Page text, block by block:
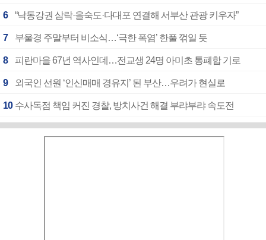
6 “낙동강권 삼락·을숙도·다대포 연결해 서부산 관광 키우자”
7 부울경 주말부터 비소식…‘극한 폭염’ 한풀 꺾일 듯
8 피란마을 67년 역사인데…전교생 24명 아미초 통폐합 기로
9 외국인 선원 ‘인신매매 경유지’ 된 부산…우려가 현실로
10 수사독점 책임 커진 경찰, 방치사건 해결 부랴부랴 속도전